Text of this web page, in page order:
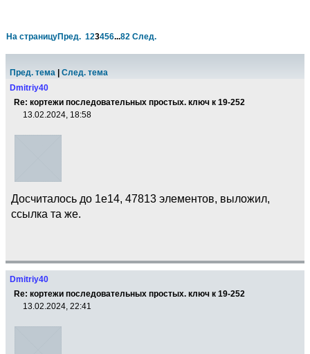
На страницуПред. 123456...82 След.
Пред. тема
След. тема
Dmitriy40
Re: кортежи последовательных простых. ключ к 19-252
13.02.2024, 18:58
Досчиталось до 1e14, 47813 элементов, выложил,
ссылка та же.
Dmitriy40
Re: кортежи последовательных простых. ключ к 19-252
13.02.2024, 22:41